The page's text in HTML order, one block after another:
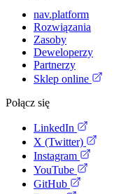
nav.platform
Rozwiązania
Zasoby
Deweloperzy
Partnerzy
Sklep online
Połącz się
LinkedIn
X (Twitter)
Instagram
YouTube
GitHub